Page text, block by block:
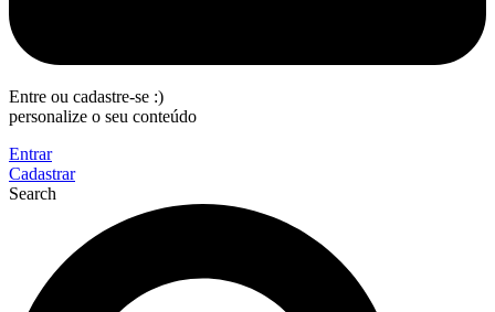
Entre ou cadastre-se :)
personalize o seu conteúdo
Entrar
Cadastrar
Search